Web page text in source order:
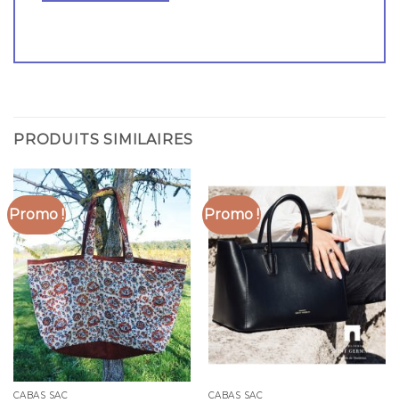
PRODUITS SIMILAIRES
Promo !
CABAS SAC
Promo !
CABAS SAC